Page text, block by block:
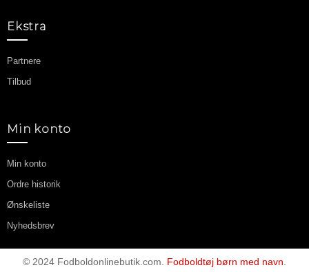
Ekstra
Partnere
Tilbud
Min konto
Min konto
Ordre historik
Ønskeliste
Nyhedsbrev
© 2024 Fodboldonlinebutik.com. Fodboldtøj børn med navn